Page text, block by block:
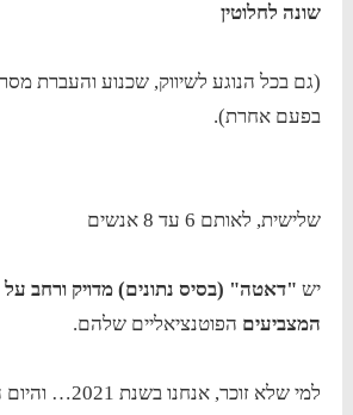
שונה לחלוטין
(גם בכל הנוגע לשיווק, שכנוע והעברת
בפעם אחרת).
שלישית, לאותם 6 עד 8 אנשים
יש "דאטה" (בסיס נתונים) מדויק ורחב על
המצביעים הפוטנציאליים שלהם.
למי שלא זוכר, אנחנו